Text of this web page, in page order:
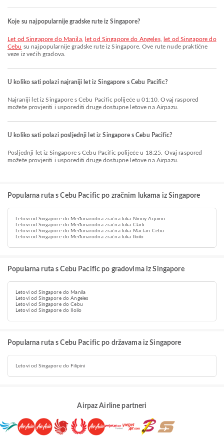
Koje su najpopularnije gradske rute iz Singapore?
let od Singapore do Manila, let od Singapore do Angeles,
let od Singapore do
Cebu su najpopularnije gradske rute iz Singapore. Ove rute nude praktične
veze iz većih gradova.
U koliko sati polazi najraniji let iz Singapore s Cebu Pacific?
Najraniji let iz Singapore s Cebu Pacific polijeće u 01:10. Ovaj raspored
možete provjeriti i usporediti druge dostupne letove na Airpazu.
U koliko sati polazi posljednji let iz Singapore s Cebu Pacific?
Posljednji let iz Singapore s Cebu Pacific polijeće u 18:25. Ovaj raspored
možete provjeriti i usporediti druge dostupne letove na Airpazu.
Popularna ruta s Cebu Pacific po zračnim lukama iz Singapore
Letovi od Singapore do Međunarodna zračna luka Ninoy Aquino
Letovi od Singapore do Međunarodna zračna luka Clark
Letovi od Singapore do Međunarodna zračna luka Mactan Cebu
Letovi od Singapore do Međunarodna zračna luka Iloilo
Popularna ruta s Cebu Pacific po gradovima iz Singapore
Letovi od Singapore do Manila
Letovi od Singapore do Angeles
Letovi od Singapore do Cebu
Letovi od Singapore do Iloilo
Popularna ruta s Cebu Pacific po državama iz Singapore
Letovi od Singapore do Filipini
Airpaz Airline partneri